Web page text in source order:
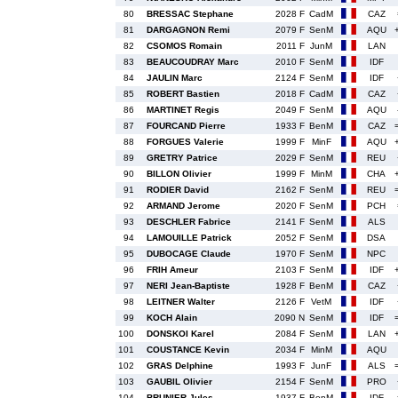
80
BRESSAC Stephane 2028 F CadM CAZ
81
DARGAGNON Remi 2079 F SenM AQU
82
CSOMOS Romain 2011 F JunM
LAN
83
BEAUCOUDRAY Marc 2010 F SenM
IDF
84
JAULIN Marc 2124 F SenM IDF
85
ROBERT Bastien 2018 F CadM CAZ
86
MARTINET Regis 2049 F SenM AQU
87
FOURCAND Pierre 1933 F BenM CAZ
88
FORGUES Valerie 1999 F MinF AQU
89
GRETRY Patrice 2029 F SenM REU
90
BILLON Olivier 1999 F MinM CHA
91
RODIER David 2162 F SenM REU
92
ARMAND Jerome 2020 F SenM PCH
93
DESCHLER Fabrice 2141 F SenM
ALS
94
LAMOUILLE Patrick 2052 F SenM
DSA
95
DUBOCAGE Claude 1970 F SenM
NPC
96
FRIH Ameur 2103 F SenM IDF
97
NERI Jean-Baptiste 1928 F BenM CAZ
98
LEITNER Walter 2126 F VetM IDF
99
KOCH Alain 2090 N SenM IDF
100
DONSKOI Karel 2084 F SenM LAN
101
COUSTANCE Kevin 2034 F MinM
AQU
102
GRAS Delphine 1993 F JunF ALS
103
GAUBIL Olivier 2154 F SenM PRO